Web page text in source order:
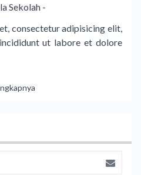
Sekolah -
consectetur adipisicing elit,
ut labore et dolore